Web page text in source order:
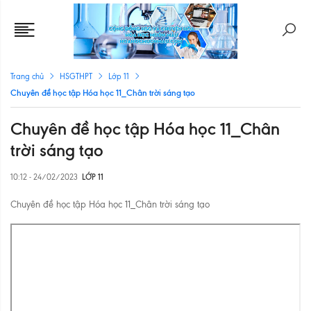
Trang chủ HSGTHPT Lớp 11
Chuyên đề học tập Hóa học 11_Chân trời sáng tạo
Chuyên đề học tập Hóa học 11_Chân
trời sáng tạo
10:12 - 24/02/2023 LỚP 11
Chuyên đề học tập Hóa học 11_Chân trời sáng tạo